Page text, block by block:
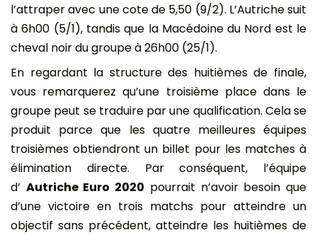
l’attraper avec une cote de 5,50 (9/2). L’Autriche suit
à 6h00 (5/1), tandis que la Macédoine du Nord est le
cheval noir du groupe à 26h00 (25/1).
En regardant la structure des huitièmes de finale,
vous remarquerez qu’une troisième place dans le
groupe peut se traduire par une qualification. Cela se
produit parce que les quatre meilleures équipes
troisièmes obtiendront un billet pour les matches à
élimination directe. Par conséquent, l’équipe
d’ Autriche Euro 2020 pourrait n’avoir besoin que
d’une victoire en trois matchs pour atteindre un
objectif sans précédent, atteindre les huitièmes de